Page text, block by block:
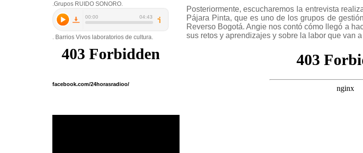
Posteriormente, escucharemos la entrevista
Pájara Pinta, que es uno de los grupos de
Reverso Bogotá. Angie nos contó cómo llegó a
sus retos y aprendizajes y sobre la labor que van
.Grupos RUIDO SONORO.
. Barrios Vivos laboratorios de cultura.
facebook.com/24horasradioo/